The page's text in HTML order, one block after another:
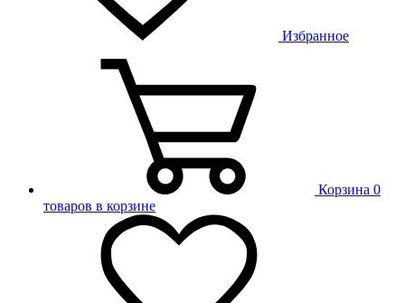
Избранное
Корзина 0
товаров в корзине